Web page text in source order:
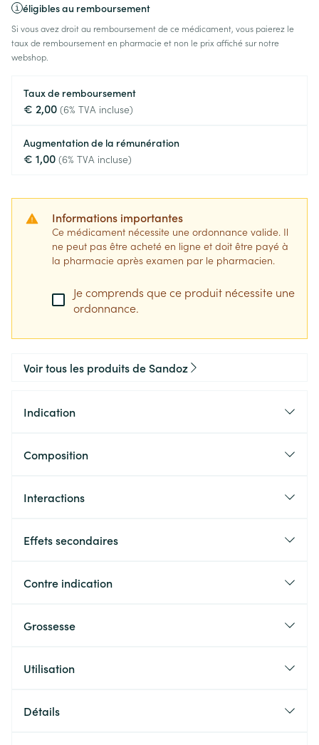
éligibles au remboursement
Si vous avez droit au remboursement de ce médicament, vous paierez le
taux de remboursement en pharmacie et non le prix affiché sur notre
webshop.
Taux de remboursement
€ 2,00 (6% TVA incluse)
Augmentation de la rémunération
€ 1,00 (6% TVA incluse)
Informations importantes
Ce médicament nécessite une ordonnance valide. Il
ne peut pas être acheté en ligne et doit être payé à
la pharmacie après examen par le pharmacien.
Je comprends que ce produit nécessite une
ordonnance.
Voir tous les produits de Sandoz
Indication
Composition
Interactions
Effets secondaires
Contre indication
Grossesse
Utilisation
Détails